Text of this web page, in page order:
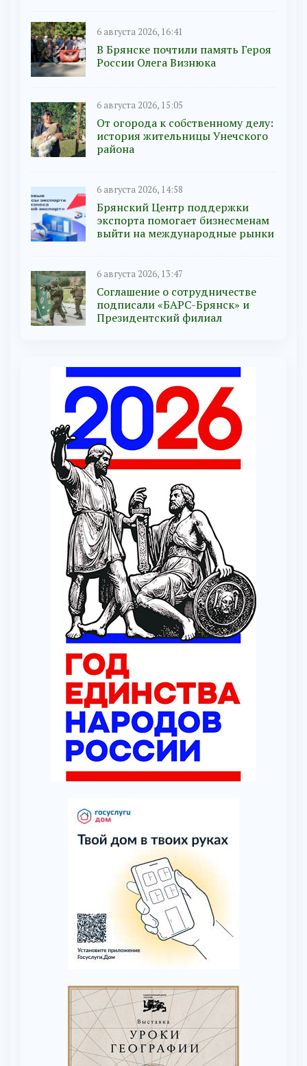
6 августа 2026, 16:41
В Брянске почтили память Героя
России Олега Визнюка
6 августа 2026, 15:05
От огорода к собственному делу:
история жительницы Унечского
района
6 августа 2026, 14:58
Брянский Центр поддержки
экспорта помогает бизнесменам
выйти на международные рынки
6 августа 2026, 13:47
Соглашение о сотрудничестве
подписали «БАРС-Брянск» и
Президентский филиал